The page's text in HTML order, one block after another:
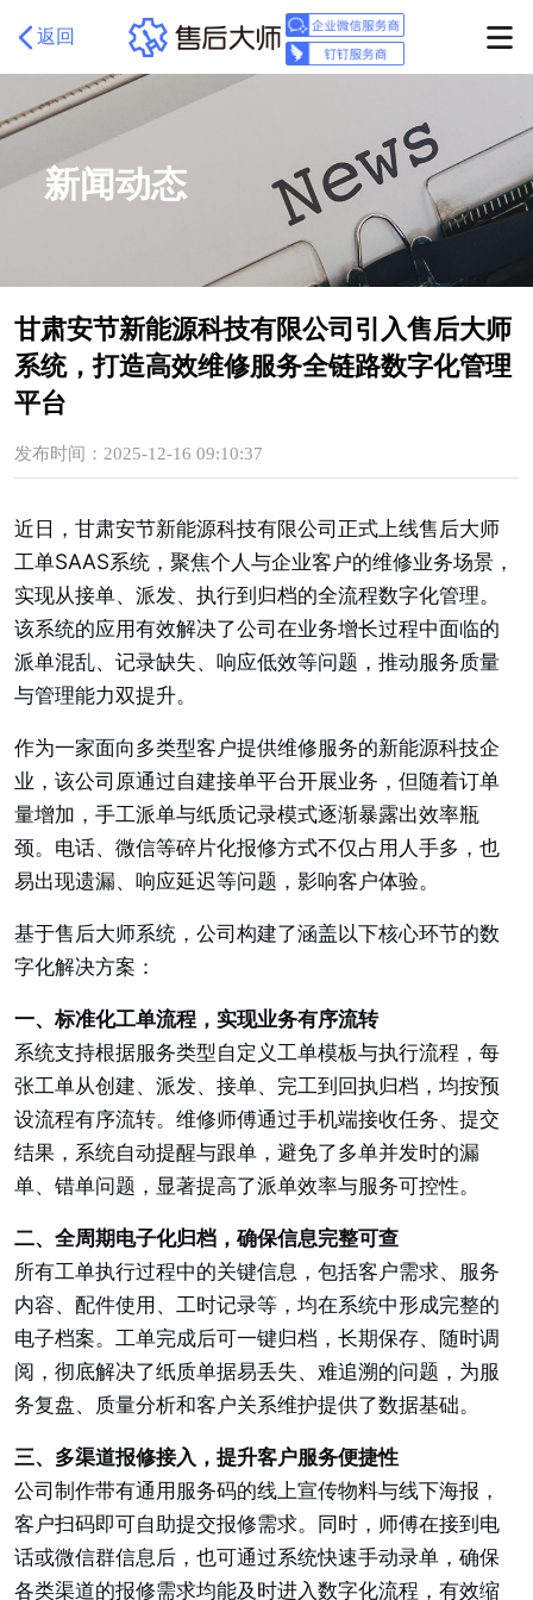
返回
新闻动态
甘肃安节新能源科技有限公司引入售后大师
系统，打造高效维修服务全链路数字化管理
平台
发布时间：2025-12-16 09:10:37
近日，甘肃安节新能源科技有限公司正式上线售后大师
工单SAAS系统，聚焦个人与企业客户的维修业务场景，
实现从接单、派发、执行到归档的全流程数字化管理。
该系统的应用有效解决了公司在业务增长过程中面临的
派单混乱、记录缺失、响应低效等问题，推动服务质量
与管理能力双提升。
作为一家面向多类型客户提供维修服务的新能源科技企
业，该公司原通过自建接单平台开展业务，但随着订单
量增加，手工派单与纸质记录模式逐渐暴露出效率瓶
颈。电话、微信等碎片化报修方式不仅占用人手多，也
易出现遗漏、响应延迟等问题，影响客户体验。
基于售后大师系统，公司构建了涵盖以下核心环节的数
字化解决方案：
一、标准化工单流程，实现业务有序流转
系统支持根据服务类型自定义工单模板与执行流程，每
张工单从创建、派发、接单、完工到回执归档，均按预
设流程有序流转。维修师傅通过手机端接收任务、提交
结果，系统自动提醒与跟单，避免了多单并发时的漏
单、错单问题，显著提高了派单效率与服务可控性。
二、全周期电子化归档，确保信息完整可查
所有工单执行过程中的关键信息，包括客户需求、服务
内容、配件使用、工时记录等，均在系统中形成完整的
电子档案。工单完成后可一键归档，长期保存、随时调
阅，彻底解决了纸质单据易丢失、难追溯的问题，为服
务复盘、质量分析和客户关系维护提供了数据基础。
三、多渠道报修接入，提升客户服务便捷性
公司制作带有通用服务码的线上宣传物料与线下海报，
客户扫码即可自助提交报修需求。同时，师傅在接到电
话或微信群信息后，也可通过系统快速手动录单，确保
各类渠道的报修需求均能及时进入数字化流程，有效缩